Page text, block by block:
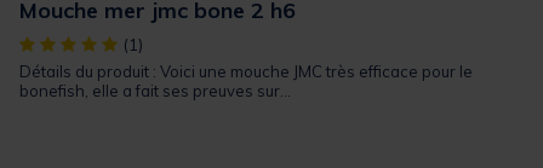
Mouche mer jmc bone 2 h6
[object Object] out of 5 Customer Rating
(1)
Détails du produit : Voici une mouche JMC très efficace pour le
bonefish, elle a fait ses preuves sur...